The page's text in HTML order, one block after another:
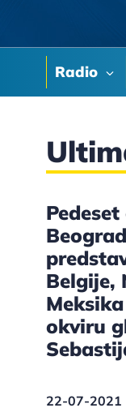
Radio
Belgije,
okviru
22-07-2021